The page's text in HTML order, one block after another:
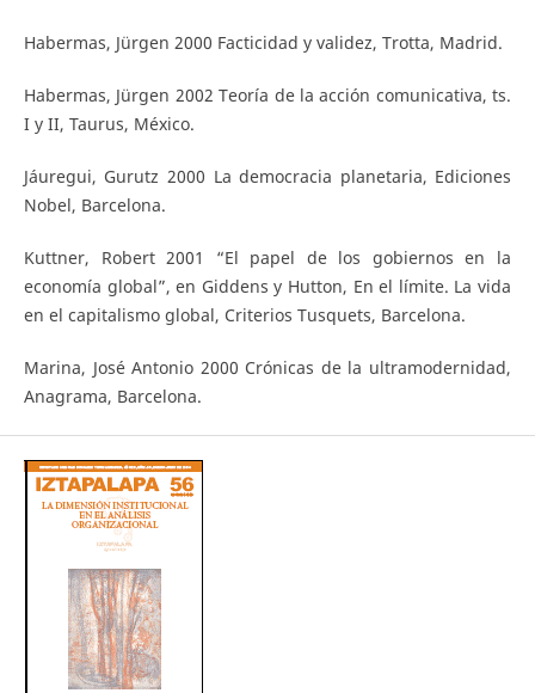
Habermas, Jürgen 2000 Facticidad y validez, Trotta, Madrid.
Habermas, Jürgen 2002 Teoría de la acción comunicativa, ts.
I y II, Taurus, México.
Jáuregui, Gurutz 2000 La democracia planetaria, Ediciones
Nobel, Barcelona.
Kuttner, Robert 2001 “El papel de los gobiernos en la
economía global”, en Giddens y Hutton, En el límite. La vida
en el capitalismo global, Criterios Tusquets, Barcelona.
Marina, José Antonio 2000 Crónicas de la ultramodernidad,
Anagrama, Barcelona.